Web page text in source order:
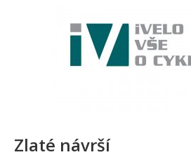
Zlaté návrší